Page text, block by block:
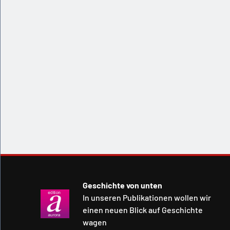
Geschichte von unten
In unseren Publikationen wollen wir
einen neuen Blick auf Geschichte
wagen